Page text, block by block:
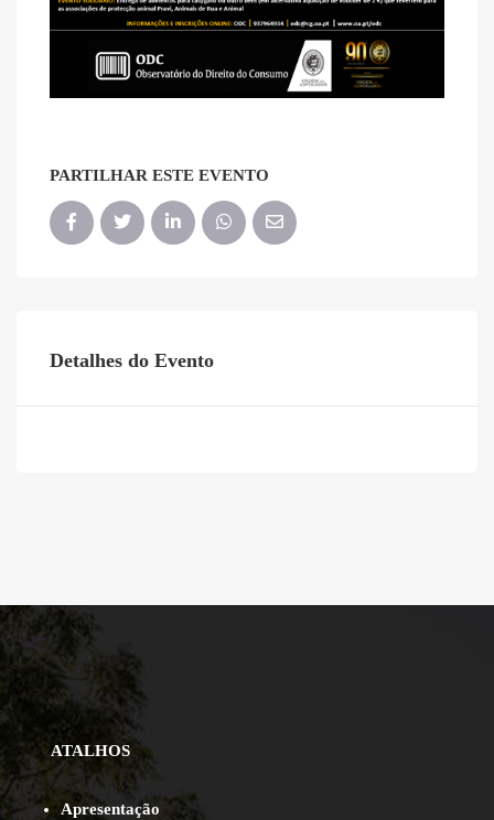
PARTILHAR ESTE EVENTO
Detalhes do Evento
ATALHOS
Apresentação